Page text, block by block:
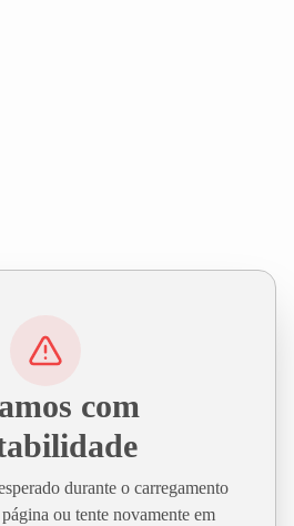
com
durante o carregamento
ou tente novamente em